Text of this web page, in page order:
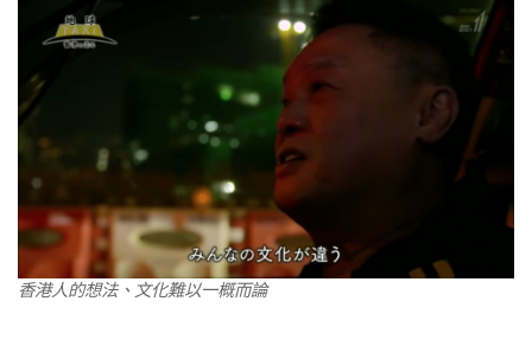
香港人的想法、文化難以一概而論